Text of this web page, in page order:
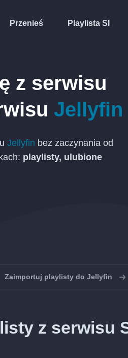
Przenieś Playlista SI
z serwisu
Jellyfin
Jellyfin bez zaczynania od
playlisty, ulubione
Zaimportuj playlisty do Jellyfin
z serwisu